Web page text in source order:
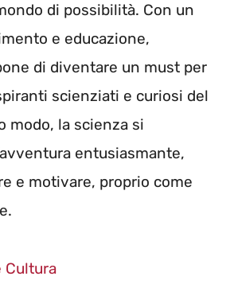
di possibilità. Con un
e educazione,
di diventare un must per
scienziati e curiosi del
modo, la scienza si
entusiasmante,
e motivare, proprio come
Cultura